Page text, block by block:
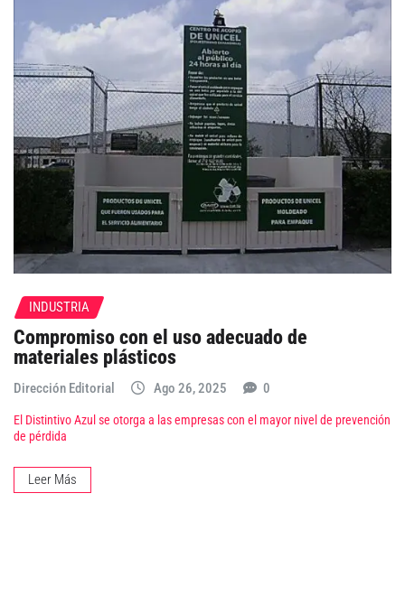
INDUSTRIA
Compromiso con el uso adecuado de
materiales plásticos
Dirección Editorial Ago 26, 2025 0
El Distintivo Azul se otorga a las empresas con el mayor nivel de prevención
de pérdida
Leer Más